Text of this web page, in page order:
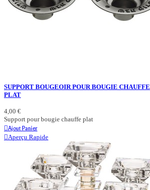
SUPPORT BOUGEOIR POUR BOUGIE CHAUFFE
PLAT
4,00 €
Support pour bougie chauffe plat
Ajout Panier
Aperçu Rapide